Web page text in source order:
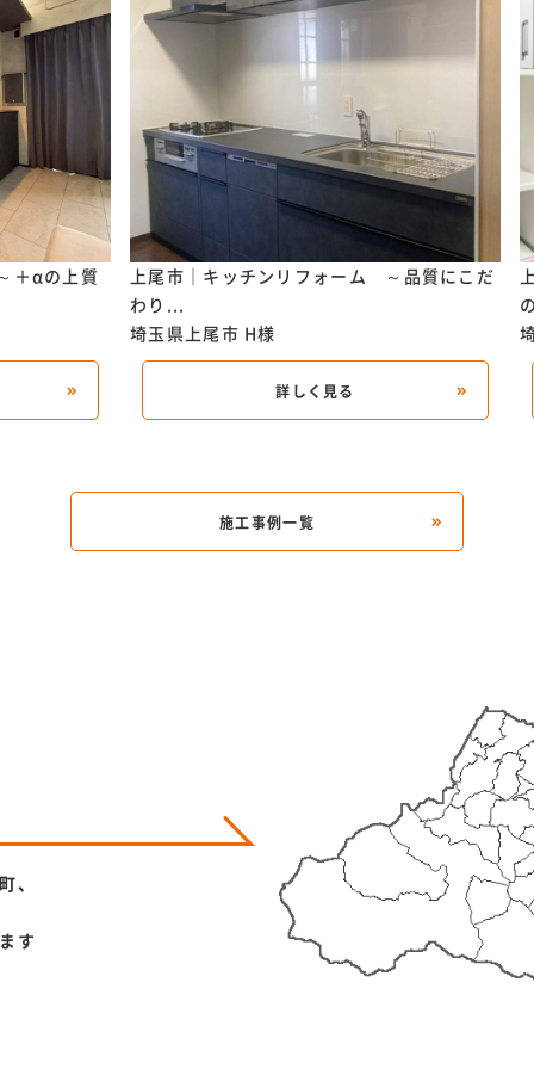
＋αの上質
上尾市｜キッチンリフォーム ～品質にこだ
わり...
埼玉県上尾市 H様
詳しく見る
施工事例一覧
、
す